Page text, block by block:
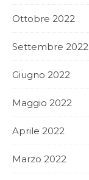
Ottobre 2022
Settembre 2022
Giugno 2022
Maggio 2022
Aprile 2022
Marzo 2022